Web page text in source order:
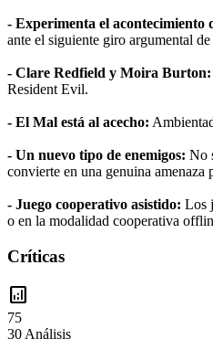
- Experimenta el acontecimiento
ante el siguiente giro argumental
- Clare Redfield y Moira Burton:
Resident Evil.
- El Mal está al acecho:
- Un nuevo tipo de enemigos: No
convierte en una genuina amenaza
- Juego cooperativo asistido: Los
o en la modalidad cooperativa
Críticas
analytics
75
30 Análisis